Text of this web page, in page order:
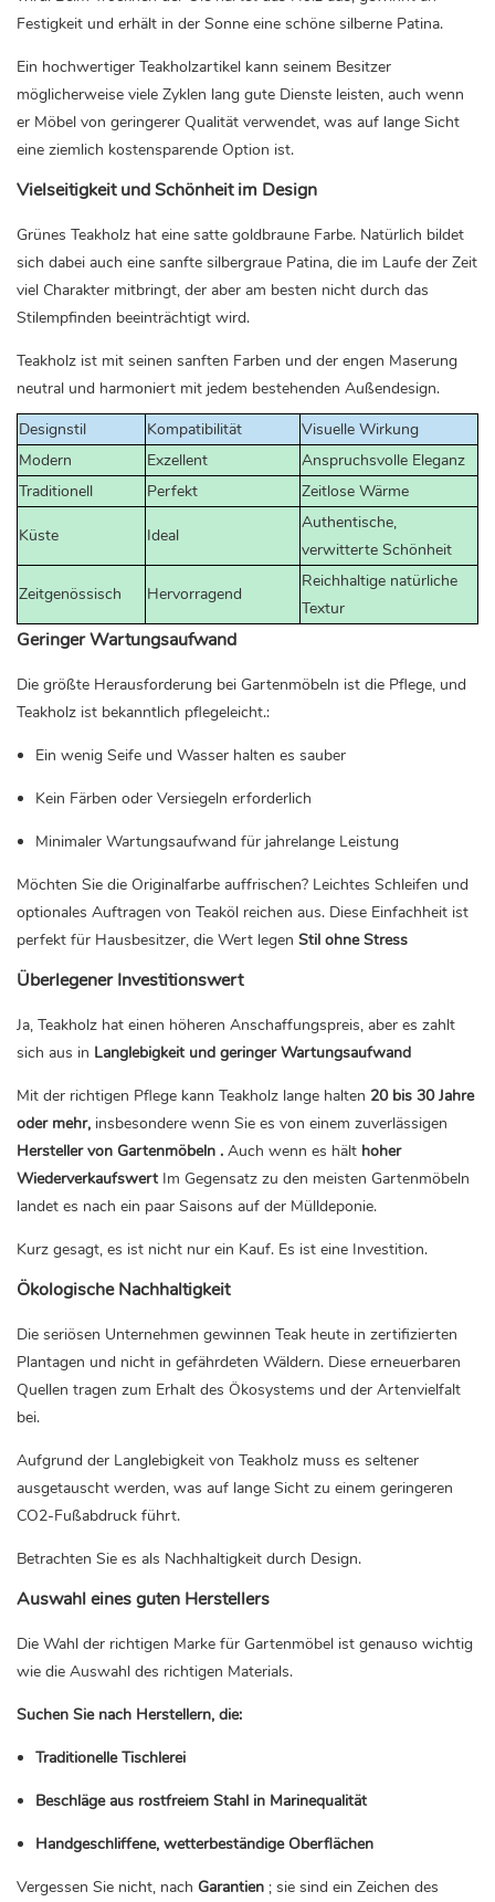
Festigkeit und erhält in der Sonne eine schöne silberne Patina.
Ein hochwertiger Teakholzartikel kann seinem Besitzer
möglicherweise viele Zyklen lang gute Dienste leisten, auch wenn
er Möbel von geringerer Qualität verwendet, was auf lange Sicht
eine ziemlich kostensparende Option ist.
Vielseitigkeit und Schönheit im Design
Grünes Teakholz hat eine satte goldbraune Farbe. Natürlich bildet
sich dabei auch eine sanfte silbergraue Patina, die im Laufe der Zeit
viel Charakter mitbringt, der aber am besten nicht durch das
Stilempfinden beeinträchtigt wird.
Teakholz ist mit seinen sanften Farben und der engen Maserung
neutral und harmoniert mit jedem bestehenden Außendesign.
Designstil
Kompatibilität
Visuelle Wirkung
Modern
Exzellent
Anspruchsvolle Eleganz
Traditionell
Perfekt Zeitlose Wärme
Küste Ideal
Authentische,
verwitterte Schönheit
Zeitgenössisch Hervorragend
Reichhaltige natürliche
Textur
Geringer Wartungsaufwand
Die größte Herausforderung bei Gartenmöbeln ist die Pflege, und
Teakholz ist bekanntlich pflegeleicht.:
Ein wenig Seife und Wasser halten es sauber
Kein Färben oder Versiegeln erforderlich
Minimaler Wartungsaufwand für jahrelange Leistung
Möchten Sie die Originalfarbe auffrischen? Leichtes Schleifen und
optionales Auftragen von Teaköl reichen aus. Diese Einfachheit ist
perfekt für Hausbesitzer, die Wert legen Stil ohne Stress
Überlegener Investitionswert
Ja, Teakholz hat einen höheren Anschaffungspreis, aber es zahlt
sich aus in Langlebigkeit und geringer Wartungsaufwand
Mit der richtigen Pflege kann Teakholz lange halten 20 bis 30 Jahre
oder mehr, insbesondere wenn Sie es von einem zuverlässigen
Hersteller von Gartenmöbeln . Auch wenn es hält hoher
Wiederverkaufswert Im Gegensatz zu den meisten Gartenmöbeln
landet es nach ein paar Saisons auf der Mülldeponie.
Kurz gesagt, es ist nicht nur ein Kauf. Es ist eine Investition.
Ökologische Nachhaltigkeit
Die seriösen Unternehmen gewinnen Teak heute in zertifizierten
Plantagen und nicht in gefährdeten Wäldern. Diese erneuerbaren
Quellen tragen zum Erhalt des Ökosystems und der Artenvielfalt
bei.
Aufgrund der Langlebigkeit von Teakholz muss es seltener
ausgetauscht werden, was auf lange Sicht zu einem geringeren
CO2-Fußabdruck führt.
Betrachten Sie es als Nachhaltigkeit durch Design.
Auswahl eines guten Herstellers
Die Wahl der richtigen Marke für Gartenmöbel ist genauso wichtig
wie die Auswahl des richtigen Materials.
Suchen Sie nach Herstellern, die:
Traditionelle Tischlerei
Beschläge aus rostfreiem Stahl in Marinequalität
Handgeschliffene, wetterbeständige Oberflächen
Vergessen Sie nicht, nach Garantien ; sie sind ein Zeichen des